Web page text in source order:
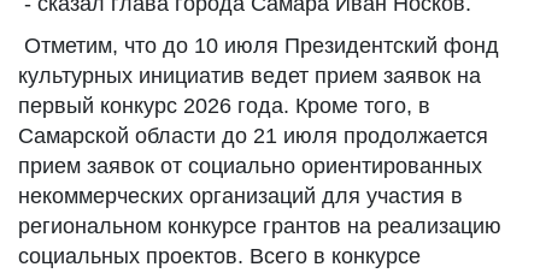
Отметим, что до 10 июля Президентский фонд
культурных инициатив ведет прием заявок на
первый конкурс 2026 года. Кроме того, в
Самарской области до 21 июля продолжается
прием заявок от социально ориентированных
некоммерческих организаций для участия в
региональном конкурсе грантов на реализацию
социальных проектов. Всего в конкурсе